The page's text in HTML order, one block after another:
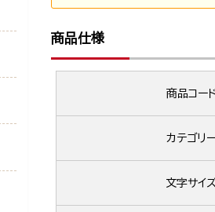
商品仕様
商品コー
カテゴリ
文字サイ